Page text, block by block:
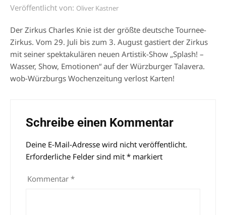
Veröffentlicht von: Oliver Kastner
Der Zirkus Charles Knie ist der größte deutsche Tournee-
Zirkus. Vom 29. Juli bis zum 3. August gastiert der Zirkus
mit seiner spektakulären neuen Artistik-Show „Splash! –
Wasser, Show, Emotionen“ auf der Würzburger Talavera.
wob-Würzburgs Wochenzeitung verlost Karten!
Schreibe einen Kommentar
Deine E-Mail-Adresse wird nicht veröffentlicht.
Erforderliche Felder sind mit * markiert
Kommentar *
Alternative: